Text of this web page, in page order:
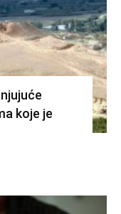
koje je